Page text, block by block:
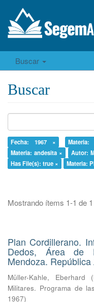
Buscar
Buscar
Fecha: 1967 ×
Materia: andesita ×
Autor:
Has File(s): true ×
Materia:
Mostrando ítems 1-1 de 1
Plan Cordillerano.
Dedos, Área de
Mendoza.
Müller-Kahle, Eberhard (
Militares. Programa de
1967)